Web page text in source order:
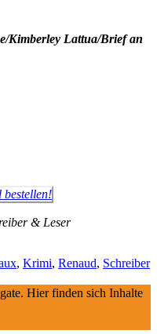
Kimberley Lattua/Brief an
& Leser
, Krimi, Renaud, Schreiber
Hier finden sich Inhalte